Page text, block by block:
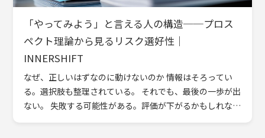
「やってみよう」と言える人の構造──プロス
ペクト理論から見るリスク選好性｜
INNERSHIFT
なぜ、正しいはずなのに動けないのか 情報はそろってい
る。選択肢も整理されている。 それでも、最後の一歩が出
ない。 失敗する可能性がある。評価が下がるかもしれな